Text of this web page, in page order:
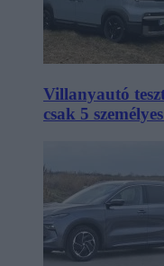
Villanyautó
csak 5